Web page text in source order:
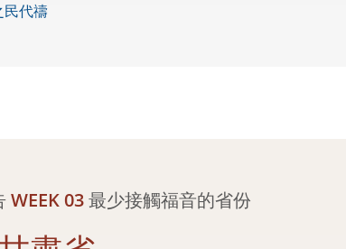
民代禱
WEEK 03最少接觸福音的省份